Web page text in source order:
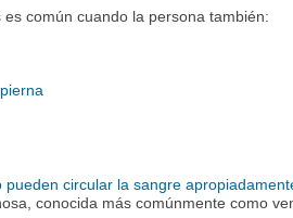
común cuando la persona también:
circular la sangre
conocida más comúnmente como